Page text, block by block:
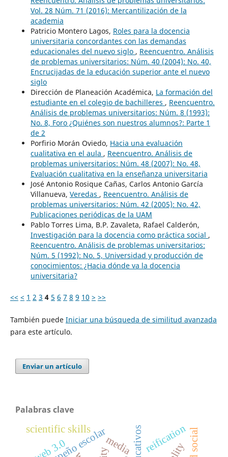
Vol. 28 Núm. 71 (2016): Mercantilización de la
academia
Patricio Montero Lagos, Roles para la docencia
universitaria concordantes con las demandas
educacionales del nuevo siglo , Reencuentro. Análisis
de problemas universitarios: Núm. 40 (2004): No. 40,
Encrucijadas de la educación superior ante el nuevo
siglo
Dirección de Planeación Académica, La formación del
estudiante en el colegio de bachilleres , Reencuentro.
Análisis de problemas universitarios: Núm. 8 (1993):
No. 8, Foro ¿Quiénes son nuestros alumnos?: Parte 1
de 2
Porfirio Morán Oviedo, Hacia una evaluación
cualitativa en el aula , Reencuentro. Análisis de
problemas universitarios: Núm. 48 (2007): No. 48,
Evaluación cualitativa en la enseñanza universitaria
José Antonio Rosique Cañas, Carlos Antonio García
Villanueva, Veredas , Reencuentro. Análisis de
problemas universitarios: Núm. 42 (2005): No. 42,
Publicaciones periódicas de la UAM
Pablo Torres Lima, B.P. Zavaleta, Rafael Calderón,
Investigación para la docencia como práctica social ,
Reencuentro. Análisis de problemas universitarios:
Núm. 5 (1992): No. 5, Universidad y producción de
conocimientos: ¿Hacia dónde va la docencia
universitaria?
<< < 1 2 3 4 5 6 7 8 9 10 > >>
También puede Iniciar una búsqueda de similitud avanzada
para este artículo.
Enviar un artículo
Palabras clave
reification
media
scientific skills
web 3.0